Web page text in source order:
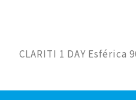
CLARITI 1 DAY Esférica